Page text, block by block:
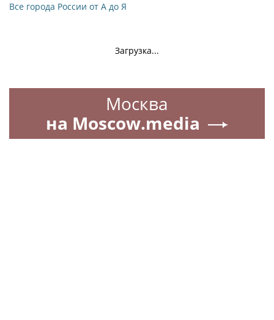
Все города России от А до Я
Загрузка...
Москва
на Moscow.media